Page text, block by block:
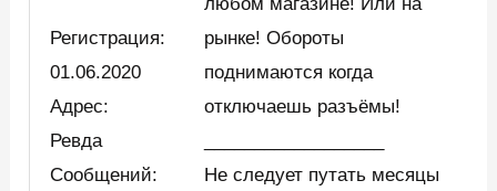
Регистрация:
01.06.2020
Адрес:
Ревда
Сообщений:
рынке! Обороты
поднимаются когда
отключаешь разъёмы!
Не следует путать месяцы